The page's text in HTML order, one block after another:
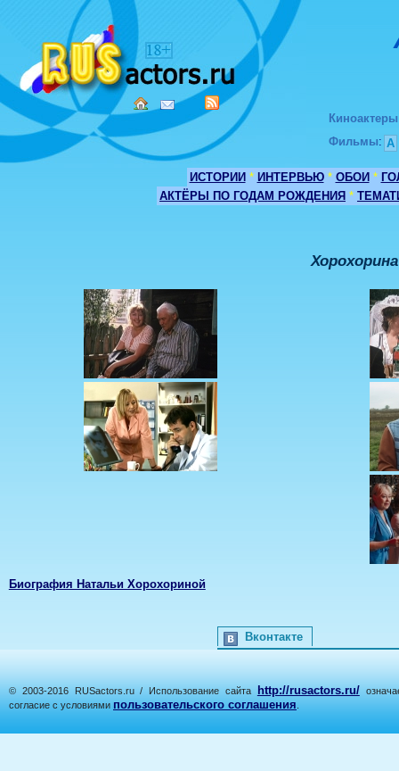
Киноактеры
Фильмы: А
ИСТОРИИ * ИНТЕРВЬЮ * ОБОИ *
АКТЁРЫ ПО ГОДАМ РОЖДЕНИЯ *
Биография Натальи Хорохориной
Вконтакте
© 2003-2016 RUSactors.ru / Использование сайта http://rusactors.ru/
согласие с условиями пользовательского соглашения